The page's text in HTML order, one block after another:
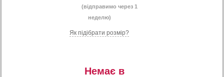
(відправимо через 1
неделю)
Як підібрати розмір?
Немає в